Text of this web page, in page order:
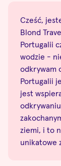
Cześć,
Blond
Portugalii
wodzie -
odkrywam
Portugalii
jest
ziemi, i to
unikatowe